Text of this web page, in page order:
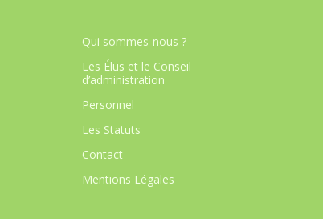
Qui sommes-nous ?
Les Élus et le Conseil
d’administration
Personnel
Les Statuts
Contact
Mentions Légales